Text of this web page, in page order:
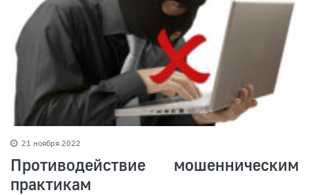
21 ноября 2022
Противодействие мошенническим
практикам